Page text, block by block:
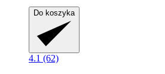
Do koszyka
4.1 (62)